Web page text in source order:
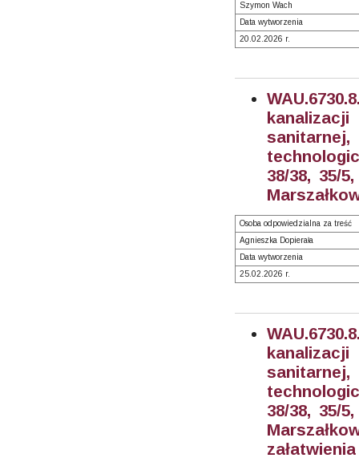
Szymon Wach
Data wytworzenia
20.02.2026 r.
38/38, 35/
Osoba odpowiedzialna za treść
Agnieszka Dopierała
Data wytworzenia
25.02.2026 r.
38/38, 35/